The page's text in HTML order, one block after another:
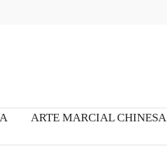
ARTE MARCIAL CHINESA